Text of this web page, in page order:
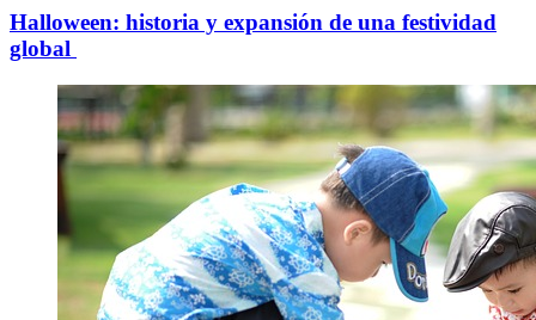
Halloween: historia y expansión de una festividad
global